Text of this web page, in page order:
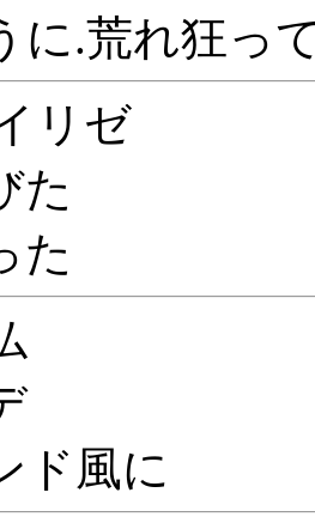
に.荒れ狂っ
リゼ
た
た
ド風に